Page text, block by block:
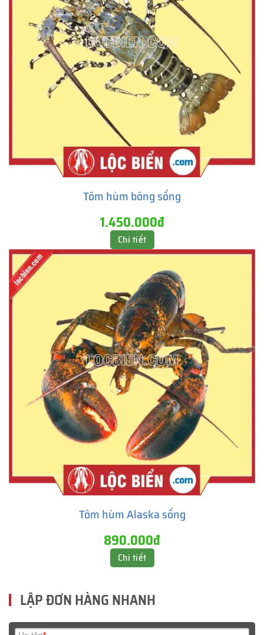
Tôm hùm bông sống
1.450.000đ
Chi tiết
Tôm hùm Alaska sống
890.000đ
Chi tiết
LẬP ĐƠN HÀNG NHANH